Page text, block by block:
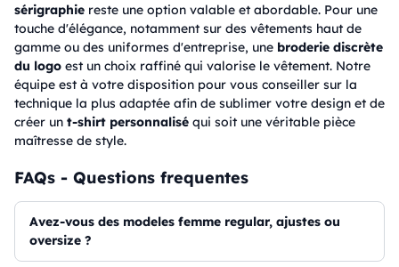
sérigraphie reste une option valable et abordable. Pour une
touche d'élégance, notamment sur des vêtements haut de
gamme ou des uniformes d'entreprise, une broderie discrète
du logo est un choix raffiné qui valorise le vêtement. Notre
équipe est à votre disposition pour vous conseiller sur la
technique la plus adaptée afin de sublimer votre design et de
créer un t-shirt personnalisé qui soit une véritable pièce
maîtresse de style.
FAQs - Questions frequentes
avez-vous des modeles femme regular, ajustes ou
oversize ?